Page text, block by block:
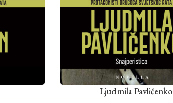
Ljudmila Pavličenko